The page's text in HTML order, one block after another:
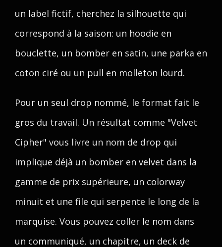
un label fictif, cherchez la silhouette qui
correspond à la saison: un hoodie en
bouclette, un bomber en satin, une parka en
coton ciré ou un pull en molleton lourd.
Pour un seul drop nommé, le format fait le
gros du travail. Un résultat comme "Velvet
Cipher" vous livre un nom de drop qui
implique déjà un bomber en velvet dans la
gamme de prix supérieure, un colorway
minuit et une file qui serpente le long de la
marquise. Vous pouvez coller le nom dans
un communiqué, un chapitre, un deck de